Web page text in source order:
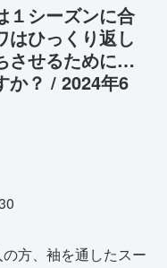
１シーズンに合
はひっくり返し
させるために…
か？ / 2024年6
方、袖を通したスー